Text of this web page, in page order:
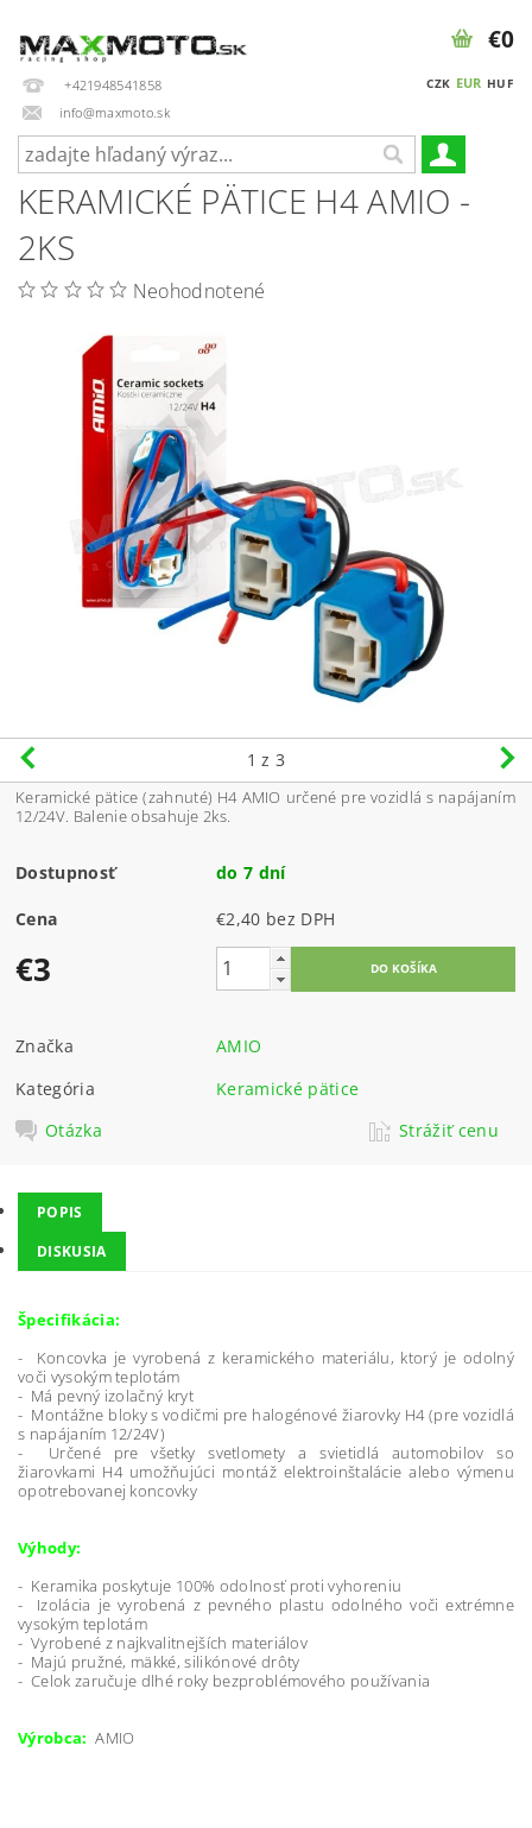
+421948541858
info@maxmoto.sk
CZK EUR HUF
€0
KERAMICKÉ PÄTICE H4 AMIO -
2KS
Neohodnotené
1 z 3
Keramické pätice (zahnuté) H4 AMIO určené pre vozidlá s napájaním
12/24V. Balenie obsahuje 2ks.
Dostupnosť do 7 dní
Cena €2,40 bez DPH
€3
Značka
AMIO
Kategória
Keramické pätice
Otázka
Strážiť cenu
POPIS
DISKUSIA
Špecifikácia:
- Koncovka je vyrobená z keramického materiálu, ktorý je odolný
voči vysokým teplotám
- Má pevný izolačný kryt
- Montážne bloky s vodičmi pre halogénové žiarovky H4 (pre vozidlá
s napájaním 12/24V)
- Určené pre všetky svetlomety a svietidlá automobilov so
žiarovkami H4 umožňujúci montáž elektroinštalácie alebo výmenu
opotrebovanej koncovky
Výhody:
- Keramika poskytuje 100% odolnosť proti vyhoreniu
- Izolácia je vyrobená z pevného plastu odolného voči extrémne
vysokým teplotám
- Vyrobené z najkvalitnejších materiálov
- Majú pružné, mäkké, silikónové drôty
- Celok zaručuje dlhé roky bezproblémového používania
Výrobca: AMIO